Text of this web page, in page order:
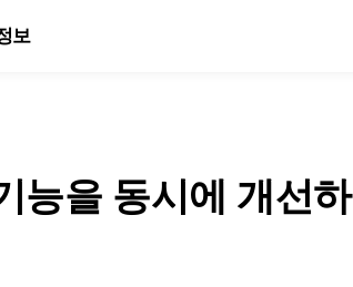
보
능을 동시에 개선하